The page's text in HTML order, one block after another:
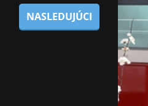
NASLEDUJÚCI